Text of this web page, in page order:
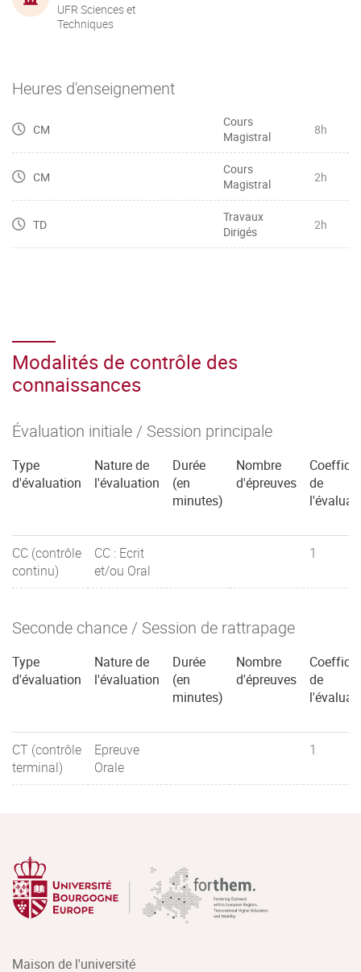
UFR Sciences et
Techniques
Heures d'enseignement
CM
Cours
Magistral
8h
CM
Cours
Magistral
2h
TD
Travaux
Dirigés
2h
Modalités de contrôle des
connaissances
Évaluation initiale / Session principale
Type
d'évaluation
Nature de
l'évaluation
Durée
(en
minutes)
Nombre
d'épreuves
de
CC (contrôle
continu)
CC : Ecrit
et/ou Oral
1
Seconde chance / Session de rattrapage
Type
d'évaluation
Nature de
l'évaluation
Durée
(en
minutes)
Nombre
d'épreuves
de
CT (contrôle
terminal)
Epreuve
Orale
1
Maison de l'université